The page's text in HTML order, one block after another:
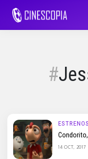
ESTRENOS
Condorito,
14 OCT, 2017